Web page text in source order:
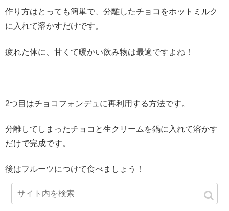
作り方はとっても簡単で、分離したチョコをホットミルク
に入れて溶かすだけです。
疲れた体に、甘くて暖かい飲み物は最適ですよね！
2つ目はチョコフォンデュに再利用する方法です。
分離してしまったチョコと生クリームを鍋に入れて溶かす
だけで完成です。
後はフルーツにつけて食べましょう！